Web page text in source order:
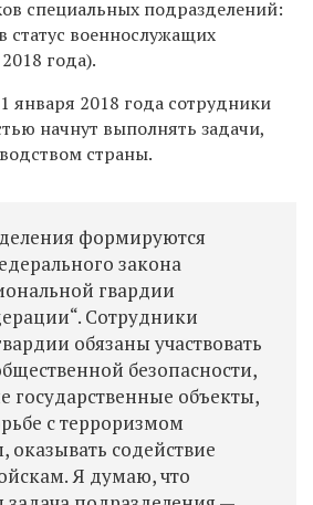
специальных подразделений:
военнослужащих
года).
января 2018 года сотрудники
начнут выполнять задачи,
страны.
формируются
закона
гвардии
Сотрудники
обязаны участвовать
безопасности,
государственные объекты,
с терроризмом
оказывать содействие
Я думаю, что